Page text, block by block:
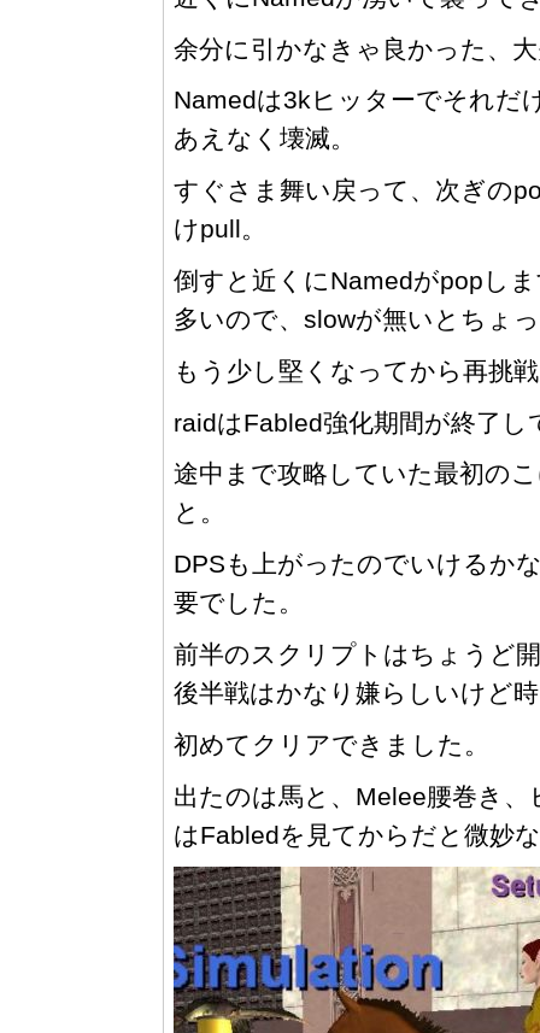
余分に引かなきゃ良かった、
Namedは3kヒッターでそれだ
あえなく壊滅。
すぐさま舞い戻って、次ぎの
けpull。
倒すと近くにNamedがpopし
多いので、slowが無いとちょ
もう少し堅くなってから再挑
raidはFabled強化期間が終了
途中まで攻略していた最初の
と。
DPSも上がったのでいけるか
要でした。
前半のスクリプトはちょうど
後半戦はかなり嫌らしいけど
初めてクリアできました。
出たのは馬と、Melee腰巻き
はFabledを見てからだと微妙